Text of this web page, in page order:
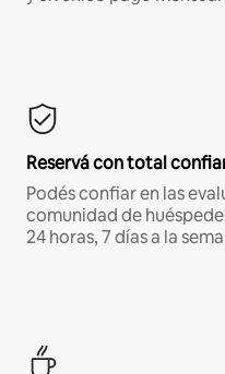
Reservá con total
Podés confiar en las
comunidad de
24 horas, 7 días a la